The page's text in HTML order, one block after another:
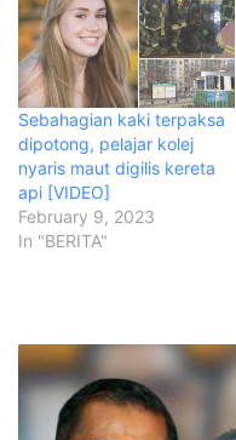
Sebahagian kaki terpaksa
dipotong, pelajar kolej
nyaris maut digilis kereta
api [VIDEO]
February 9, 2023
In "BERITA"
T
i